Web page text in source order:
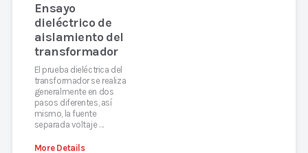
Ensayo
dieléctrico de
aislamiento del
transformador
El prueba dieléctrica del
transformador se realiza
generalmente en dos
pasos diferentes, así
mismo, la fuente
separada voltaje …
More Details